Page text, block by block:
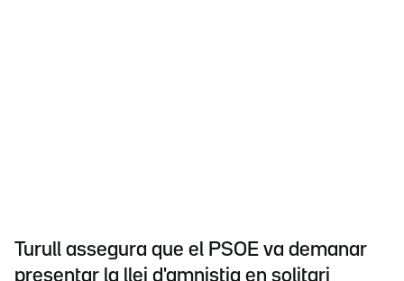
Turull assegura que el PSOE va demanar
presentar la llei d'amnistia en solitari